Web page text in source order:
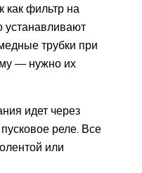
как фильтр на
устанавливают
трубки при
— нужно их
идет через
реле. Все
или